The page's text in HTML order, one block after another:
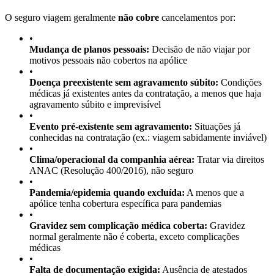
O seguro viagem geralmente não cobre cancelamentos por:
•
Mudança de planos pessoais: Decisão de não viajar por
motivos pessoais não cobertos na apólice
•
Doença preexistente sem agravamento súbito: Condições
médicas já existentes antes da contratação, a menos que haja
agravamento súbito e imprevisível
•
Evento pré-existente sem agravamento: Situações já
conhecidas na contratação (ex.: viagem sabidamente inviável)
•
Clima/operacional da companhia aérea: Tratar via direitos
ANAC (Resolução 400/2016), não seguro
•
Pandemia/epidemia quando excluída: A menos que a
apólice tenha cobertura específica para pandemias
•
Gravidez sem complicação médica coberta: Gravidez
normal geralmente não é coberta, exceto complicações
médicas
•
Falta de documentação exigida: Ausência de atestados